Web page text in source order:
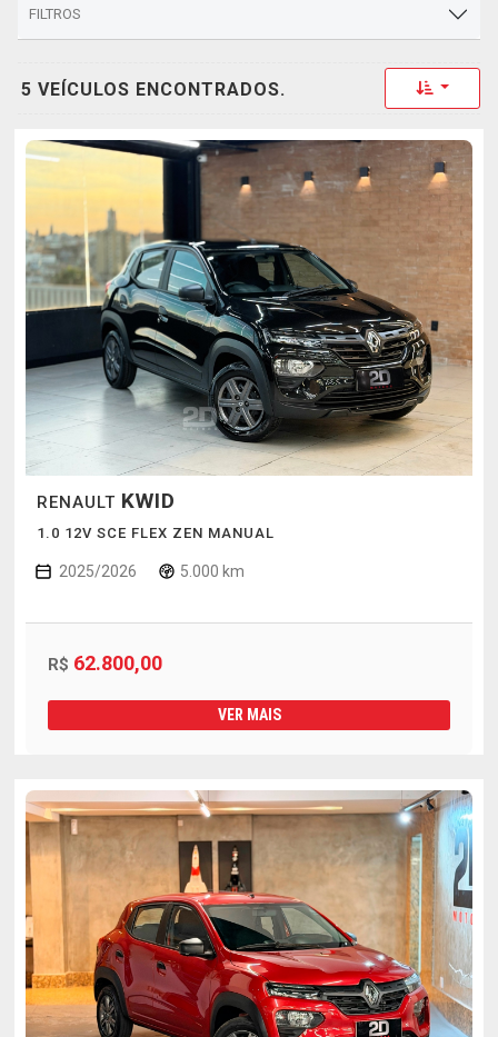
FILTROS
5 VEÍCULOS ENCONTRADOS. Toggle
RENAULT KWID
1.0 12V SCE FLEX ZEN MANUAL
2025/2026 5.000 km
R$ 62.800,00
VER MAIS